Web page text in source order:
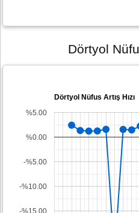
Dörtyol
Dörtyol Nüfus Artış Hızı
-%15.00
-%10.00
-%5.00
%0.00
%5.00